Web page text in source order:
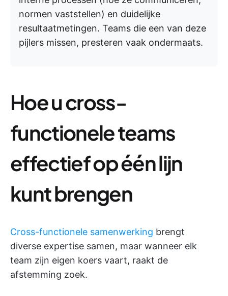
normen vaststellen) en duidelijke
resultaatmetingen. Teams die een van deze
pijlers missen, presteren vaak ondermaats.
Hoe u cross-
functionele teams
effectief op één lijn
kunt brengen
Cross-functionele samenwerking brengt
diverse expertise samen, maar wanneer elk
team zijn eigen koers vaart, raakt de
afstemming zoek.